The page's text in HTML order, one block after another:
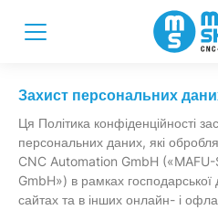
Захист персональних
Ця Політика конфіденційності
персональних даних, які
CNC Automation GmbH
GmbH») в рамках господарської
сайтах та в інших онлайн- і